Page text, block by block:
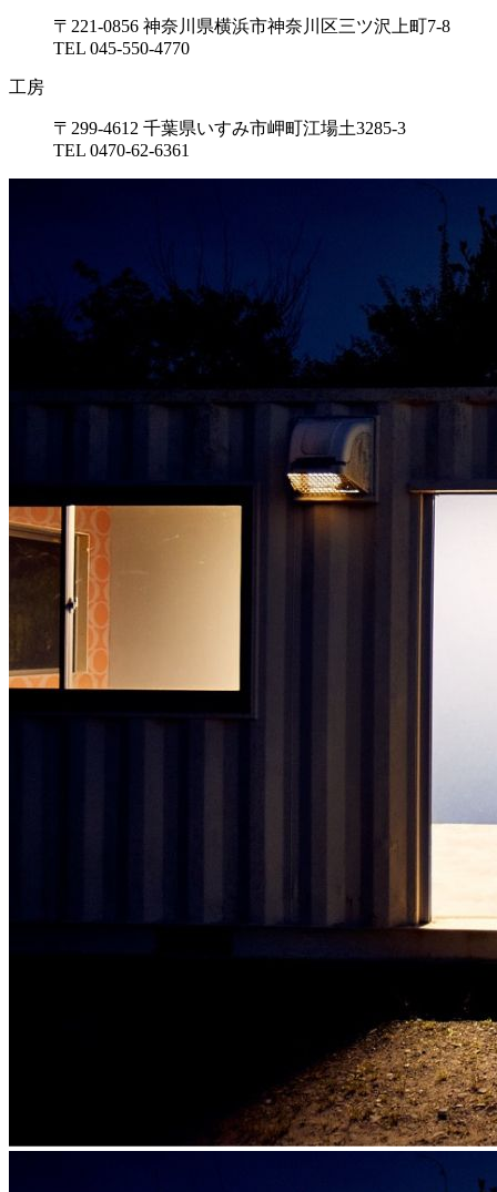
〒221-0856 神奈川県横浜市神奈川区三ツ沢上町7-8
TEL 045-550-4770
工房
〒299-4612 千葉県いすみ市岬町江場土3285-3
TEL 0470-62-6361